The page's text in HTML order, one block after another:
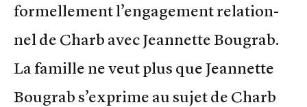
formel­le­ment l’enga­ge­ment rela­tion­
nel de Charb avec Jean­nette Bougrab.
La famille ne veut plus que Jean­nette
Bougrab s’exprime au sujet de Charb